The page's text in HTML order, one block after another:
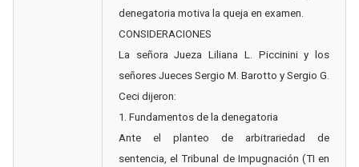
denegatoria motiva la queja en examen.
CONSIDERACIONES
La señora Jueza Liliana L. Piccinini y los
señores Jueces Sergio M. Barotto y Sergio G.
Ceci dijeron:
1. Fundamentos de la denegatoria
Ante el planteo de arbitrariedad de
sentencia, el Tribunal de Impugnación (TI en